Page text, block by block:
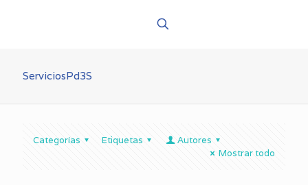
ServiciosPd3S
Categorías Etiquetas
Autores
Mostrar todo